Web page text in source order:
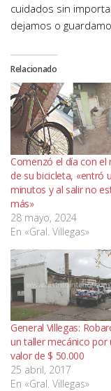
cuidados sin
dejamos o
Relacionado
Comenzó el día con el
de su bicicleta, «entró
minutos y al salir no
más»
28 mayo, 2024
En «Gral. Villegas»
General Villegas:
un taller mecánico por
valor de $ 50.000
25 abril, 2017
En «Gral. Villegas»